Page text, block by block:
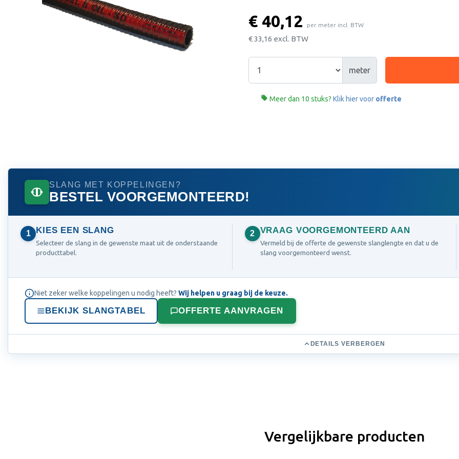
€ 40,12 per meter incl. BTW
€ 33,16 excl. BTW
meter
 Meer dan 10 stuks?Klik hier voor offerte
SLANG MET KOPPELINGEN?
BESTEL VOORGEMONTEERD!
1 KIES EEN SLANG
Selecteer de slang in de gewenste maat uit de onderstaande
producttabel.
2 VRAAG VOORGEMONTEERD AAN
Vermeld bij de offerte de gewenste slanglengte en dat u de
slang voorgemonteerd wenst.
Niet zeker welke koppelingen u nodig heeft? Wij helpen u graag bij de keuze.
BEKIJK SLANGTABEL OFFERTE AANVRAGEN
DETAILS VERBERGEN
Vergelijkbare producten